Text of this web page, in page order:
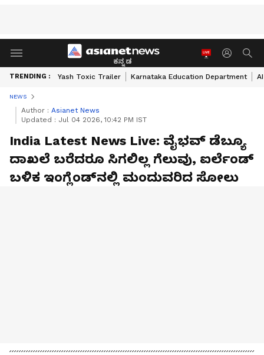
ಕನ್ನಡ
TRENDING : Yash Toxic Trailer Karnataka Education Department
NEWS
Author : Asianet News
Updated : Jul 04 2026, 10:42 PM IST
India Latest News Live: ವೈಭವ್ ಡೆಬ್ಯೂ
ದಾಖಲೆ ಬರೆದರೂ ಸಿಗಲಿಲ್ಲ ಗೆಲುವು, ಐರ್ಲೆಂಡ್
ಬಳಿಕ ಇಂಗ್ಲೆಂಡ್‌ನಲ್ಲಿ ಮಂದುವರಿದ ಸೋಲು